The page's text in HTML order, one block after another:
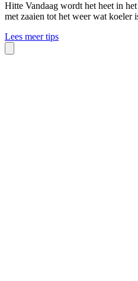
Hitte Vandaag wordt het heet in
met zaaien tot het weer wat koeler
Lees meer tips